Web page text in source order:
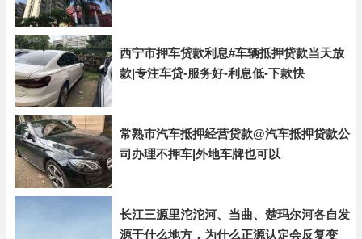
西宁市押车贷款利息#车辆抵押贷款当天放
款|专注车贷-服务好-利息低-下款快
常熟市汽车抵押经营贷款@汽车抵押贷款公
司办理不押车|外地车牌也可以
长江三源里沱沱河、当曲、楚玛尔河各自发
源于什么地方，为什么正源认定会反复变